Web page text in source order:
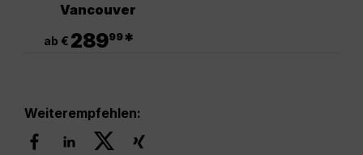
Vancouver
ab € 28999*
Weiterempfehlen: